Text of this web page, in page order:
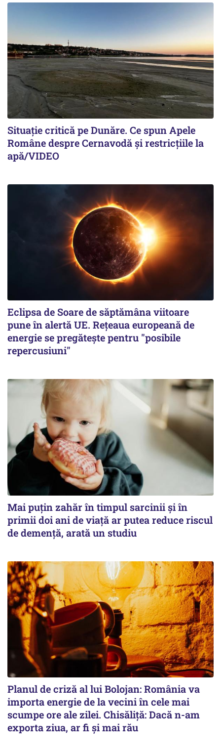
Situație critică pe Dunăre. Ce spun Apele
Române despre Cernavodă și restricțiile la
apă/VIDEO
Eclipsa de Soare de săptămâna viitoare
pune în alertă UE. Rețeaua europeană de
energie se pregătește pentru "posibile
repercusiuni"
Mai puțin zahăr în timpul sarcinii și în
primii doi ani de viață ar putea reduce riscul
de demență, arată un studiu
Planul de criză al lui Bolojan: România va
importa energie de la vecini în cele mai
scumpe ore ale zilei. Chisăliță: Dacă n-am
exporta ziua, ar fi și mai rău